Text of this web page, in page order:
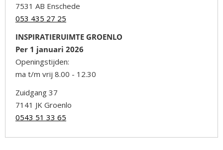
7531 AB Enschede
053 435 27 25
INSPIRATIERUIMTE GROENLO
Per 1 januari 2026
Openingstijden:
ma t/m vrij 8.00 - 12.30
Zuidgang 37
7141 JK Groenlo
0543 51 33 65